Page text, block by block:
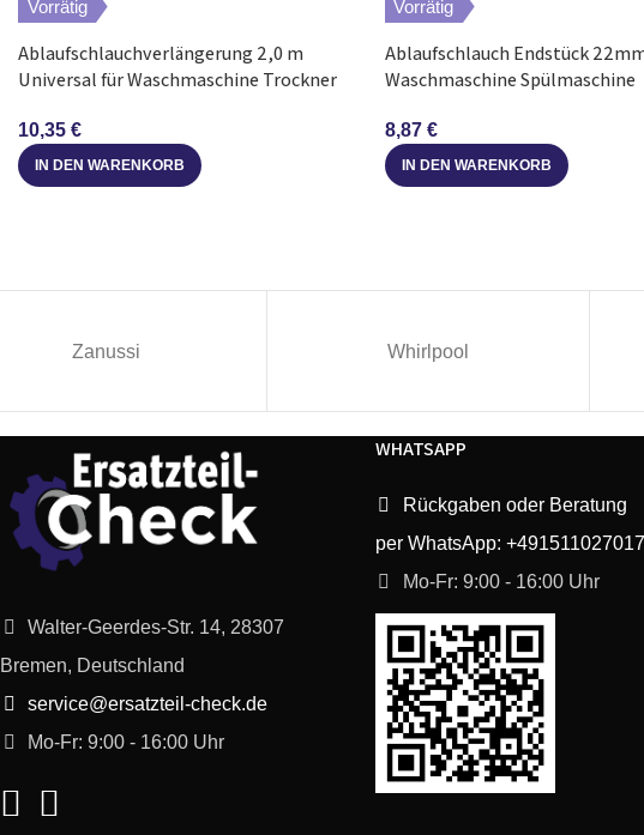
Vorrätig
Ablaufschlauchverlängerung 2,0 m
Universal für Waschmaschine Trockner
10,35 €
IN DEN WARENKORB
Vorrätig
Ablaufschlauch Endstück
Waschmaschine Spülmaschine
8,87 €
IN DEN WARENKORB
Zanussi Whirlpool
Walter-Geerdes-Str. 14, 28307
Bremen, Deutschland
service@ersatzteil-check.de
Mo-Fr: 9:00 - 16:00 Uhr
WHATSAPP
Rückgaben oder Beratung
per WhatsApp:
Mo-Fr: 9:00 - 16:00 Uhr